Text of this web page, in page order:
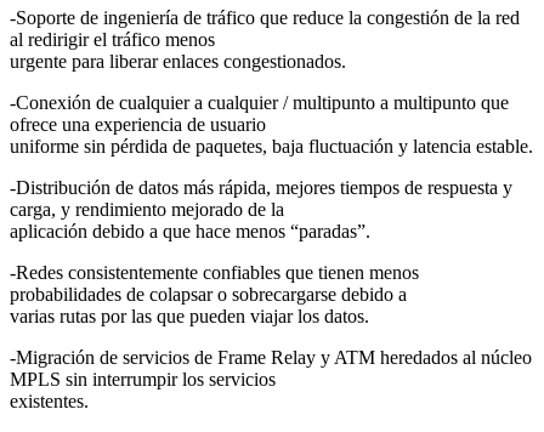
-Soporte de ingeniería de tráfico que reduce la congestión de la red
al redirigir el tráfico menos
urgente para liberar enlaces congestionados.
-Conexión de cualquier a cualquier / multipunto a multipunto que
ofrece una experiencia de usuario
uniforme sin pérdida de paquetes, baja fluctuación y latencia estable.
-Distribución de datos más rápida, mejores tiempos de respuesta y
carga, y rendimiento mejorado de la
aplicación debido a que hace menos “paradas”.
-Redes consistentemente confiables que tienen menos
probabilidades de colapsar o sobrecargarse debido a
varias rutas por las que pueden viajar los datos.
-Migración de servicios de Frame Relay y ATM heredados al núcleo
MPLS sin interrumpir los servicios
existentes.